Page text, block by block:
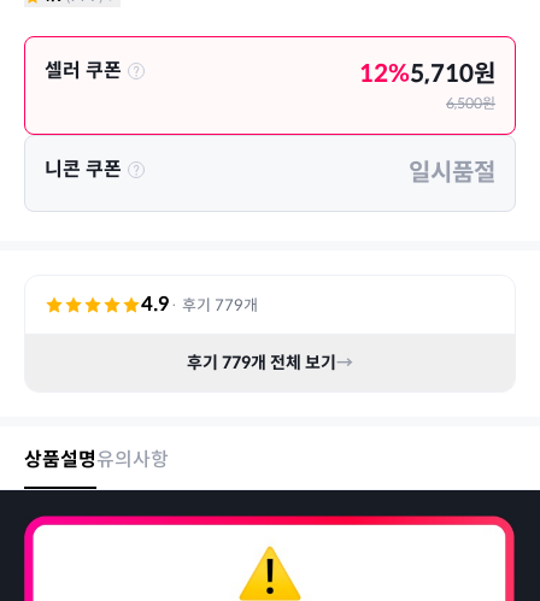
셀러 쿠폰 12%5,710원
6,500원
니콘 쿠폰 일시품절
4.9· 후기 779개
후기 779개 전체 보기→
상품설명유의사항